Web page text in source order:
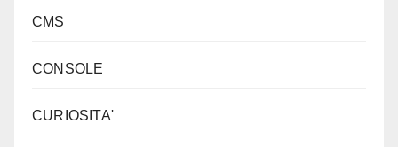
CMS
CONSOLE
CURIOSITA'